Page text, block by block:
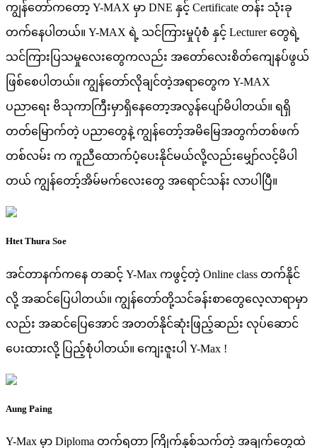
ကျွန်တော်ကတော့ Y-MAX မှာ DNE နှင့် Certificate တန်း သုံးခု
တက်နေပါတယ်။ Y-MAX ရဲ့ သင်ကြားမှုပုံစံ နှင့် Lecturer တွေရဲ့
သင်ကြားပြသမှုလေးတွေကလည်း အတော်လေးစိတ်ကျေနပ်ဖွယ်
ဖြစ်စေပါတယ်။ ကျွန်တော်လိုချင်တဲ့အရာတွေက Y-MAX
ပညာရေး ဗိသုကာကြီးမှာရှိနေတော့အလွန်ပျော်မိပါတယ်။ ရရှိ
တတ်မြောက်တဲ့ ပညာတွေနဲ့ ကျွန်တော့်အမိမြေအတွက်တစ်ဖက်
တစ်လမ်း က ကူညီထောက်ပံ့ပေးနိုင်မယ်လို့လည်းမျှော်လင့်မိပါ
တယ် ကျွန်တော့်အိမ်မက်လေးတွေ အရောင်သန်း လာပါပြီ။
Htet Thura Soe
အင်တာနက်ကနေ တဆင့် Y-Max ကဖွင့်တဲ့ Online class တက်နိုင်
လို့ အဆင်ပြေပါတယ်။ ကျွန်တော်တို့သင်ခန်းစာတွေလေ့လာရာမှာ
လည်း အဆင်ပြေအောင် အတတ်နိုင်ဆုံးဖြည့်ဆည်း လုပ်ဆောင်
ပေးထားလို့ ပြည့်စုံပါတယ်။ ကျေးဇူးပါ Y-Max !
Aung Paing
Y-Max မှာ Diploma တက်ရတာ ကြိုက်နှစ်သက်တဲ့ အချက်တွေထဲ